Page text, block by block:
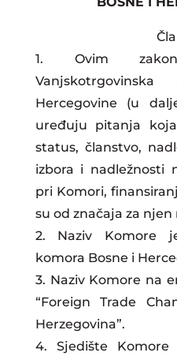
1. Ovim
Hercegovine (u
uređuju pitanja
status, članstvo,
izbora i nadležnosti
pri Komori,
su od značaja za
2. Naziv Komore
komora Bosne i
3. Naziv Komore na
“Foreign Trade
Herzegovina”.
4. Sjedište